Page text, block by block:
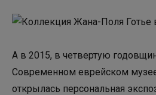
А в 2015, в четвертую
Современном еврейском
открылась персональная